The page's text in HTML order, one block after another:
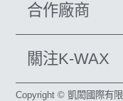
合作廠商
關注K-WAX
Copyright © 凱閎國際有